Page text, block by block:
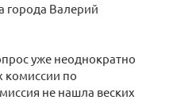
города Валерий
уже неоднократно
комиссии по
не нашла веских